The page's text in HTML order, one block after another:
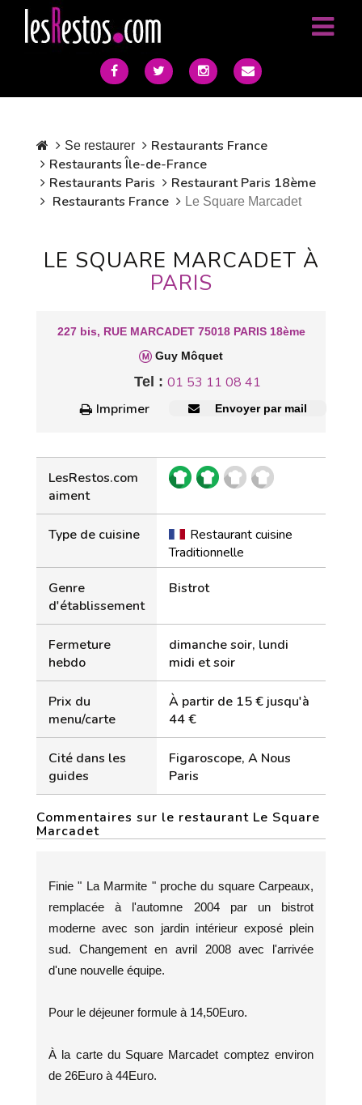
Se restaurer
Restaurants France
Restaurants Île-de-France
Restaurants Paris
Restaurant Paris 18ème
Restaurants France
Le Square Marcadet
LE SQUARE MARCADET À
PARIS
227 bis, RUE MARCADET 75018 PARIS 18ème
Guy Môquet
Tel : 01 53 11 08 41
Imprimer
Envoyer par mail
LesRestos.com
aiment
Type de cuisine
Restaurant cuisine
Traditionnelle
Genre
d'établissement
Bistrot
Fermeture
hebdo
dimanche soir, lundi
midi et soir
Prix du
menu/carte
À partir de 15 € jusqu'à
44 €
Cité dans les
guides
Figaroscope, A Nous
Paris
Commentaires sur le restaurant Le Square
Marcadet
Finie " La Marmite " proche du square Carpeaux,
remplacée à l'automne 2004 par un bistrot
moderne avec son jardin intérieur exposé plein
sud. Changement en avril 2008 avec l'arrivée
d'une nouvelle équipe.
Pour le déjeuner formule à 14,50Euro.
À la carte du Square Marcadet comptez environ
de 26Euro à 44Euro.